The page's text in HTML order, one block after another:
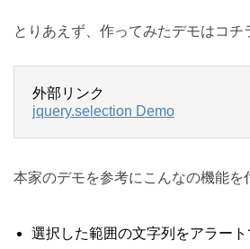
とりあえず、作ってみたデモはコチ
外部リンク
jquery.selection Demo
本家のデモを参考にこんなの機能を
選択した範囲の文字列をアラー